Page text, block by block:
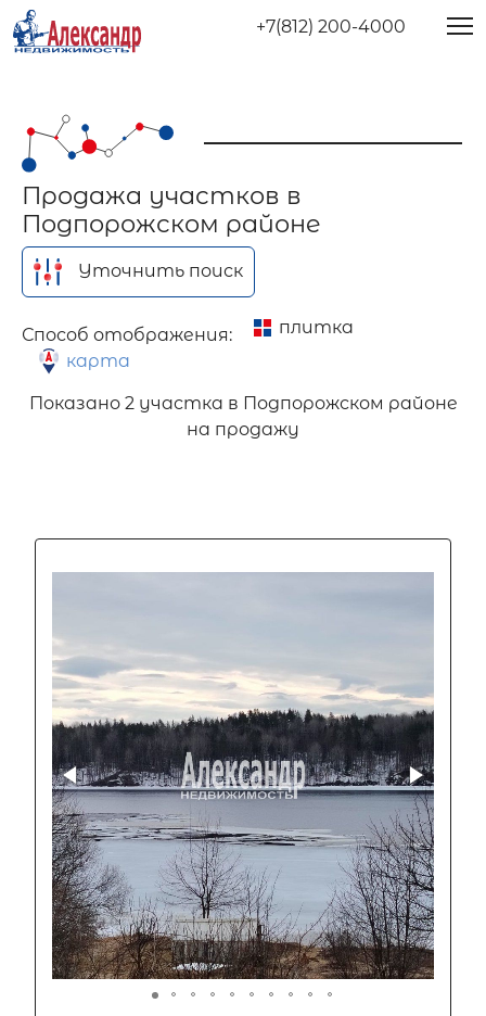
+7(812) 200-4000
Продажа участков в
Подпорожском районе
Уточнить поиск
Способ отображения:
плитка
карта
Показано 2 участка в Подпорожском районе
на продажу